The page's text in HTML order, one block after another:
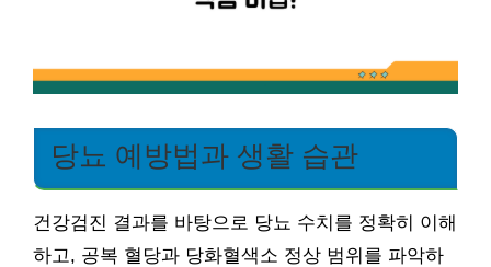
당뇨 예방법과 생활 습관
건강검진 결과를 바탕으로 당뇨 수치를 정확히 이해
하고, 공복 혈당과 당화혈색소 정상 범위를 파악하